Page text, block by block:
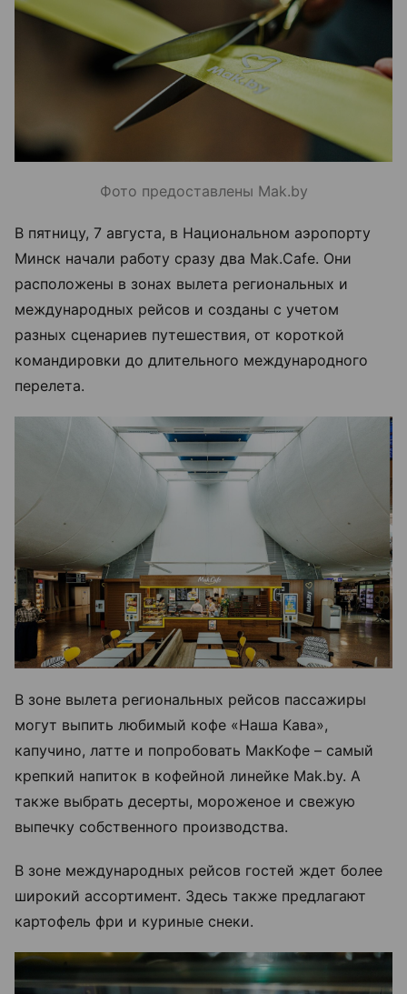
Фото предоставлены Mak.by
В пятницу, 7 августа, в Национальном аэропорту
Минск начали работу сразу два Mak.Cafe. Они
расположены в зонах вылета региональных и
международных рейсов и созданы с учетом
разных сценариев путешествия, от короткой
командировки до длительного международного
перелета.
В зоне вылета региональных рейсов пассажиры
могут выпить любимый кофе «Наша Кава»,
капучино, латте и попробовать МакКофе – самый
крепкий напиток в кофейной линейке Mak.by. А
также выбрать десерты, мороженое и свежую
выпечку собственного производства.
В зоне международных рейсов гостей ждет более
широкий ассортимент. Здесь также предлагают
картофель фри и куриные снеки.